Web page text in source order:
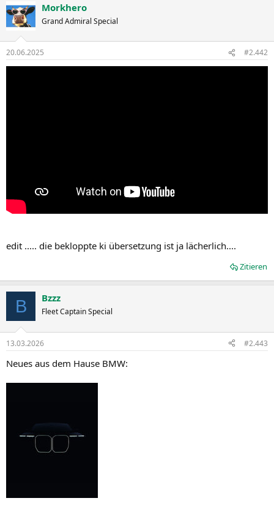
Morkhero
Grand Admiral Special
20.06.2025 #2.442
edit ..... die bekloppte ki übersetzung ist ja lächerlich....
Zitieren
B Bzzz
Fleet Captain Special
13.03.2026 #2.443
Neues aus dem Hause BMW: